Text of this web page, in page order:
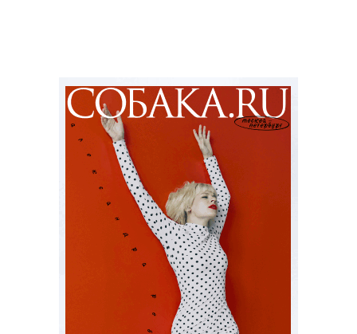
по детству – хотя бы в одежде.
Фото: архивы пресс-службы
Подписывайтесь на
наш канал о моде в
— подборка главных новостей
о фэшн-индустрии за день.